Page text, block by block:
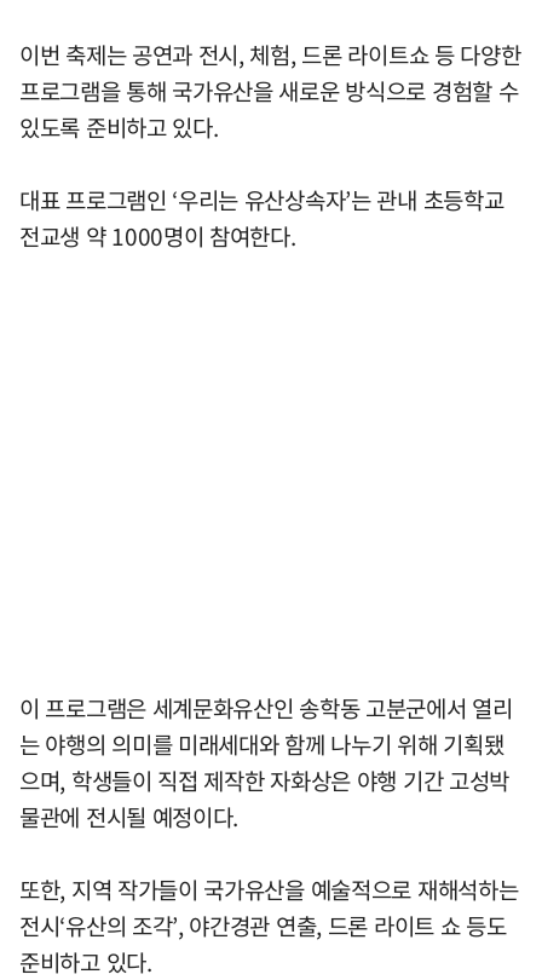
이번 축제는 공연과 전시, 체험, 드론 라이트쇼 등 다양한
프로그램을 통해 국가유산을 새로운 방식으로 경험할 수
있도록 준비하고 있다.
대표 프로그램인 ‘우리는 유산상속자’는 관내 초등학교
전교생 약 1000명이 참여한다.
이 프로그램은 세계문화유산인 송학동 고분군에서 열리
는 야행의 의미를 미래세대와 함께 나누기 위해 기획됐
으며, 학생들이 직접 제작한 자화상은 야행 기간 고성박
물관에 전시될 예정이다.
또한, 지역 작가들이 국가유산을 예술적으로 재해석하는
전시‘유산의 조각’, 야간경관 연출, 드론 라이트 쇼 등도
준비하고 있다.